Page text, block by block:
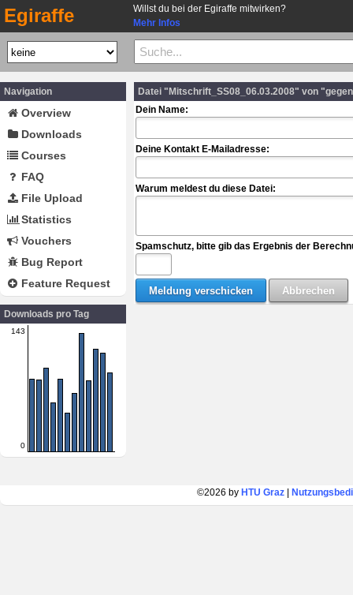
Egiraffe
Willst du bei der Egiraffe mitwirken?
Mehr Infos
Navigation
Overview
Downloads
Courses
FAQ
File Upload
Statistics
Vouchers
Bug Report
Feature Request
Downloads pro Tag
143
0
Datei "Mitschrift_SS08_06.03.2008" von
Dein Name:
Deine Kontakt E-Mailadresse:
Warum meldest du diese Datei:
Spamschutz, bitte gib das Ergebnis der
©2026 by HTU Graz|